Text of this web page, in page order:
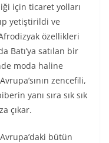
için ticaret yolları
yetiştirildi ve
özellikleri
Batı’ya satılan bir
moda haline
zencefili,
yanı sıra sık sık
çıkar.
bütün